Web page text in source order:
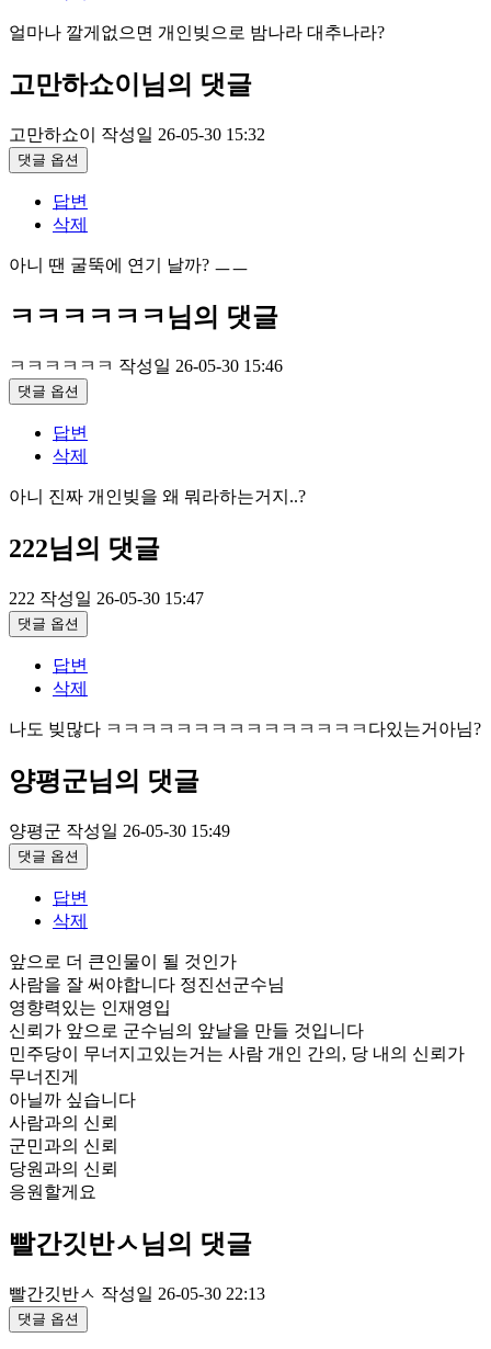
얼마나 깔게없으면 개인빚으로 밤나라 대추나라?
고만하쇼이님의 댓글
고만하쇼이 작성일 26-05-30 15:32
댓글 옵션
답변
삭제
아니 땐 굴뚝에 연기 날까? ㅡㅡ
ㅋㅋㅋㅋㅋㅋ님의 댓글
ㅋㅋㅋㅋㅋㅋ 작성일 26-05-30 15:46
댓글 옵션
답변
삭제
아니 진짜 개인빚을 왜 뭐라하는거지..?
222님의 댓글
222 작성일 26-05-30 15:47
댓글 옵션
답변
삭제
나도 빚많다 ㅋㅋㅋㅋㅋㅋㅋㅋㅋㅋㅋㅋㅋㅋㅋ다있는거아님?
양평군님의 댓글
양평군 작성일 26-05-30 15:49
댓글 옵션
답변
삭제
앞으로 더 큰인물이 될 것인가
사람을 잘 써야합니다 정진선군수님
영향력있는 인재영입
신뢰가 앞으로 군수님의 앞날을 만들 것입니다
민주당이 무너지고있는거는 사람 개인 간의, 당 내의 신뢰가
무너진게
아닐까 싶습니다
사람과의 신뢰
군민과의 신뢰
당원과의 신뢰
응원할게요
빨간깃반ㅅ님의 댓글
빨간깃반ㅅ 작성일 26-05-30 22:13
댓글 옵션